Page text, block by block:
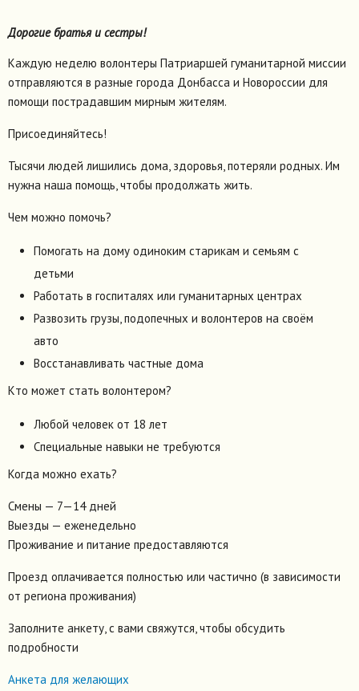
Дорогие братья и сестры!
Каждую неделю волонтеры Патриаршей гуманитарной миссии
отправляются в разные города Донбасса и Новороссии для
помощи пострадавшим мирным жителям.
Присоединяйтесь!
Тысячи людей лишились дома, здоровья, потеряли родных. Им
нужна наша помощь, чтобы продолжать жить.
Чем можно помочь?
Помогать на дому одиноким старикам и семьям с
детьми
Работать в госпиталях или гуманитарных центрах
Развозить грузы, подопечных и волонтеров на своём
авто
Восстанавливать частные дома
Кто может стать волонтером?
Любой человек от 18 лет
Специальные навыки не требуются
Когда можно ехать?
Смены — 7—14 дней
Выезды — еженедельно
Проживание и питание предоставляются
Проезд оплачивается полностью или частично (в зависимости
от региона проживания)
Заполните анкету, с вами свяжутся, чтобы обсудить
подробности
Анкета для желающих